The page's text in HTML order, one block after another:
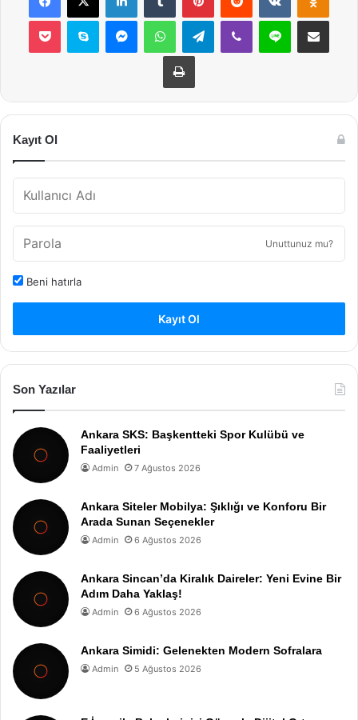
Pocket Skype MessengerWhatsAppTelegramViber Line E-Posta ile
Yazdır
Kayıt Ol
Unuttunuz mu?
Beni hatırla
Kayıt Ol
Son Yazılar
Ankara SKS: Başkentteki Spor Kulübü ve
Faaliyetleri
Admin 7 Ağustos 2026
Ankara Siteler Mobilya: Şıklığı ve Konforu Bir
Arada Sunan Seçenekler
Admin 6 Ağustos 2026
Ankara Sincan’da Kiralık Daireler: Yeni Evine Bir
Adım Daha Yaklaş!
Admin 6 Ağustos 2026
Ankara Simidi: Gelenekten Modern Sofralara
Admin 5 Ağustos 2026